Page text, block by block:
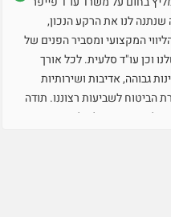
לנו את הרקע הנכון,
המקצועי ומסביר הפנים של
וכן עו"ד סלעית. לכל אורך
גבוהה, אדיבות ושירותיות
הביטוח לשביעות רצוננו. תודה
משרד של אלופים!